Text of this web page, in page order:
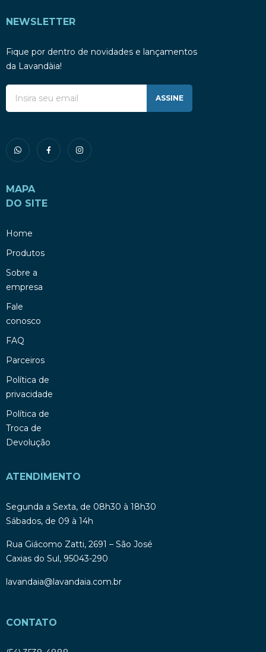
NEWSLETTER
Fique por dentro de novidades e lançamentos
da Lavandàia!
ASSINE
MAPA
DO SITE
Home
Produtos
Sobre a
empresa
Fale
conosco
FAQ
Parceiros
Política de
privacidade
Política de
Troca de
Devolução
ATENDIMENTO
Segunda a Sexta, de 08h30 à 18h30
Sábados, de 09 à 14h
Rua Giácomo Zatti, 2691 – São José
Caxias do Sul, 95043-290
lavandaia@lavandaia.com.br
CONTATO